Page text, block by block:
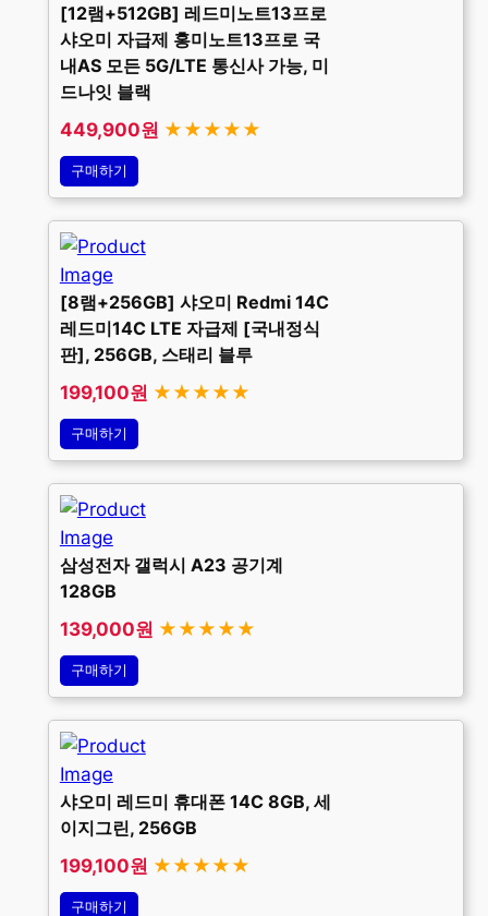
[12램+512GB] 레드미노트13프로
샤오미 자급제 홍미노트13프로 국
내AS 모든 5G/LTE 통신사 가능, 미
드나잇 블랙
449,900원 ★★★★★
구매하기
[8램+256GB] 샤오미 Redmi 14C
레드미14C LTE 자급제 [국내정식
판], 256GB, 스태리 블루
199,100원 ★★★★★
구매하기
삼성전자 갤럭시 A23 공기계
128GB
139,000원 ★★★★★
구매하기
샤오미 레드미 휴대폰 14C 8GB, 세
이지그린, 256GB
199,100원 ★★★★★
구매하기